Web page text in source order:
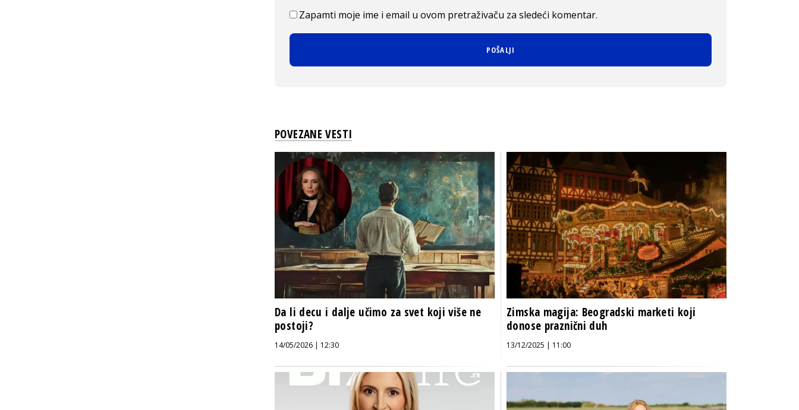
Zapamti moje ime i email u ovom pretraživaču za sledeći komentar.
POVEZANE VESTI
Da li decu i dalje učimo za svet koji više ne
postoji?
14/05/2026 | 12:30
Zimska magija: Beogradski marketi koji
donose praznični duh
13/12/2025 | 11:00